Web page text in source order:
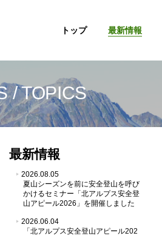
トップ 最新情報
/ TOPICS
最新情報
2026.08.05
夏山シーズンを前に安全登山を呼び
かけるセミナー「北アルプス安全登
山アピール2026」を開催しました
2026.06.04
「北アルプス安全登山アピール202